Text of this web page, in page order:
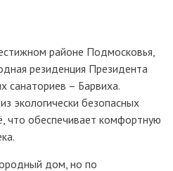
районе Подмосковья,
резиденция Президента
санаториев – Барвиха.
экологически безопасных
что обеспечивает комфортную
дом, но по